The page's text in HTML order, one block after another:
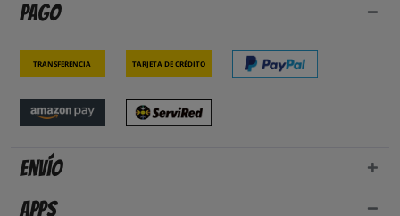
Pago
Transferencia Tarjeta de crédito
Envío
Apps